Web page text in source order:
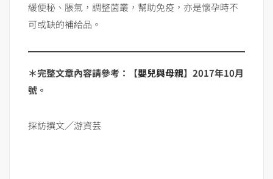
緩便秘、脹氣，調整菌叢，幫助免疫，亦是懷孕時不
可或缺的補給品。
＊完整文章內容請參考：【嬰兒與母親】2017年10月
號。
採訪撰文／游資芸